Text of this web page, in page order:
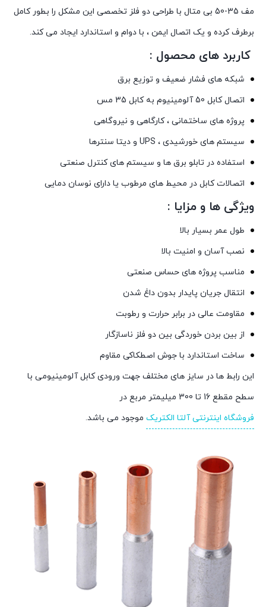
مف 35-50 بی متال با طراحی دو فلز تخصصی این مشکل را بطور کامل
برطرف کرده و یک اتصال ایمن ، با دوام و استاندارد ایجاد می کند.
کاربرد های محصول :
شبکه های فشار ضعیف و توزیع برق
اتصال کابل 50 آلومینیوم به کابل 35 مس
پروژه های ساختمانی ، کارگاهی و نیروگاهی
سیستم های خورشیدی ، UPS و دیتا سنترها
استفاده در تابلو برق ها و سیستم های کنترل صنعتی
اتصالات کابل در محیط های مرطوب یا دارای نوسان دمایی
ویژگی ها و مزایا :
طول عمر بسیار بالا
نصب آسان و امنیت بالا
مناسب پروژه های حساس صنعتی
انتقال جریان پایدار بدون داغ شدن
مقاومت عالی در برابر حرارت و رطوبت
از بین بردن خوردگی بین دو فلز ناسازگار
ساخت استاندارد با جوش اصطکاکی مقاوم
این رابط ها در سایز های مختلف جهت ورودی کابل آلومینیومی با
سطح مقطع 16 تا 300 میلیمتر مربع در
فروشگاه اینترنتی آلتا الکتریک موجود می باشد.